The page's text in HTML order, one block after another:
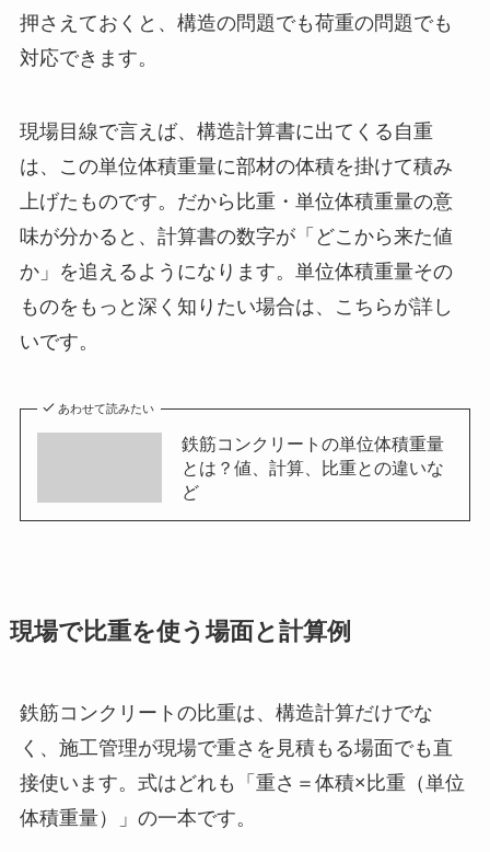
押さえておくと、構造の問題でも荷重の問題でも
対応できます。
現場目線で言えば、構造計算書に出てくる自重
は、この単位体積重量に部材の体積を掛けて積み
上げたものです。だから比重・単位体積重量の意
味が分かると、計算書の数字が「どこから来た値
か」を追えるようになります。単位体積重量その
ものをもっと深く知りたい場合は、こちらが詳し
いです。
あわせて読みたい
鉄筋コンクリートの単位体積重量
とは？値、計算、比重との違いな
ど
現場で比重を使う場面と計算例
鉄筋コンクリートの比重は、構造計算だけでな
く、施工管理が現場で重さを見積もる場面でも直
接使います。式はどれも「重さ＝体積×比重（単位
体積重量）」の一本です。